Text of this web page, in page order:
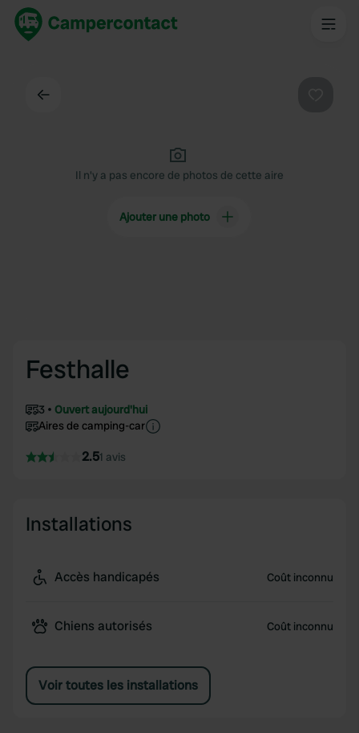
Il n'y a pas encore de photos de cette aire
Ajouter une photo
Festhalle
3
Ouvert aujourd'hui
Aires de camping-car
2.51 avis
Installations
Accès handicapés Coût inconnu
Chiens autorisés Coût inconnu
Voir toutes les installations